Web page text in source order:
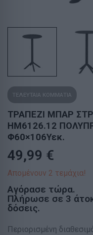
ΤΕΛΕΥΤΑΙΑ ΚΟΜΜΑΤΙΑ
ΤΡΑΠΕΖΙ ΜΠΑΡ
HM6126.12
Φ60×106Υεκ.
49,99 €
Απομένουν 2 τεμάχια!
Αγόρασε τώρα.
Πλήρωσε σε 3
δόσεις.
Περιορισμένη